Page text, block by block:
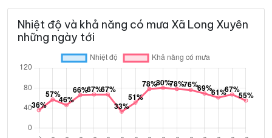
Nhiệt độ và khả năng có mưa Xã Long Xuyên
những ngày tới